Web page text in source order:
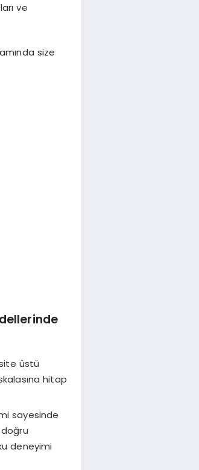
ve
size
üstü
hitap
sayesinde
doğru
deneyimi